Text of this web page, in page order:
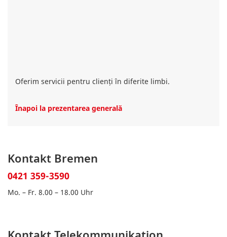
Oferim servicii pentru clienți în diferite limbi.
Înapoi la prezentarea generală
Kontakt Bremen
0421 359-3590
Mo. – Fr. 8.00 – 18.00 Uhr